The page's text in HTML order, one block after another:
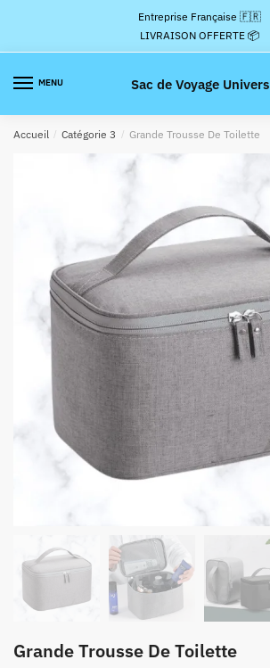
la
navigation
contenu
Entreprise Française 🇫🇷
LIVRAISON OFFERTE 📦
MENU Sac de Voyage Univers
Accueil / Catégorie 3 / Grande Trousse De Toilette
Grande Trousse De Toilette